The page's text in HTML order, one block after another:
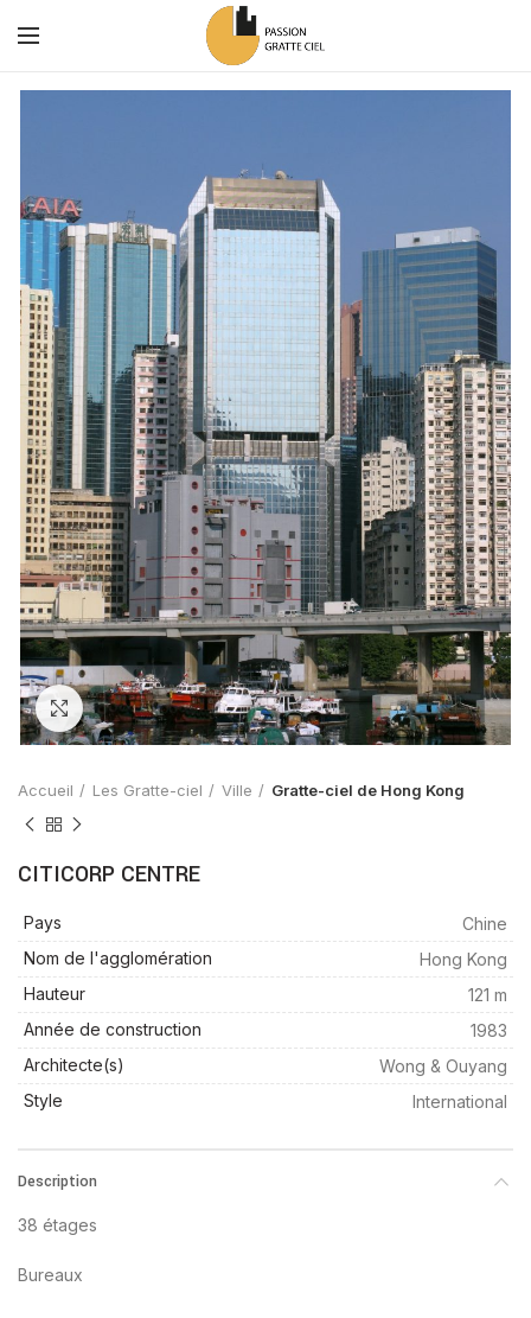
Zoom
Accueil Les Gratte-ciel Ville Gratte-ciel de Hong Kong
CITICORP CENTRE
Pays
Chine
Nom de l'agglomération
Hong Kong
Hauteur
121 m
Année de construction
1983
Architecte(s)
Wong & Ouyang
Style
International
Description
38 étages
Bureaux